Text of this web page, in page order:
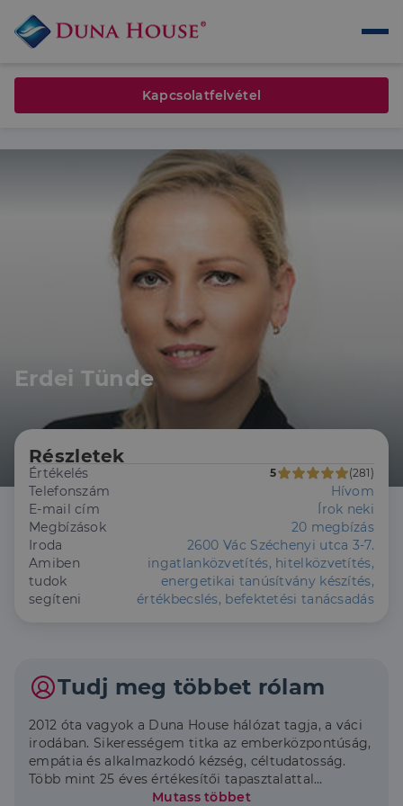
Kapcsolatfelvétel
Erdei Tünde
Részletek
Értékelés 5 (281)
Telefonszám
Hívom
E-mail cím
Írok neki
Megbízások
20 megbízás
Iroda
2600 Vác Széchenyi utca 3-7.
Amiben
tudok
segíteni
ingatlanközvetítés, hitelközvetítés,
energetikai tanúsítvány készítés,
értékbecslés, befektetési tanácsadás
Tudj meg többet rólam
2012 óta vagyok a Duna House hálózat tagja, a váci
irodában. Sikerességem titka az emberközpontúság,
empátia és alkalmazkodó kézség, céltudatosság.
Több mint 25 éves értékesítői tapasztalattal
rendelkezem. Számos pozitív visszajelzést kaptam
Mutass többet